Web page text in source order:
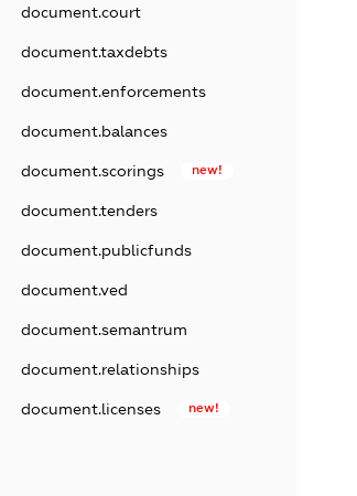
document.court
document.taxdebts
document.enforcements
document.balances
document.scorings new!
document.tenders
document.publicfunds
document.ved
document.semantrum
document.relationships
document.licenses new!